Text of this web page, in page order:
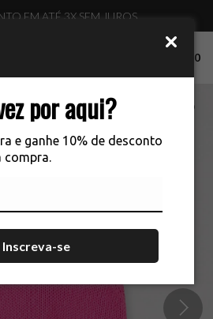
por aqui?
e ganhe 10% de desconto
compra.
Inscreva-se
SEM JUROS
0